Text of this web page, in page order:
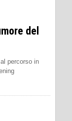
del
percorso in